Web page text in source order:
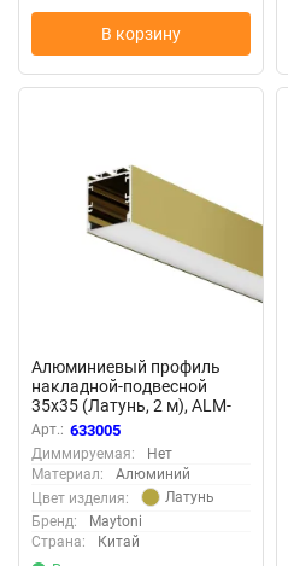
В корзину
Алюминиевый профиль
накладной-подвесной
35x35 (Латунь, 2 м), ALM-
3535BT-BR-2M 633005
(Латунь) 633005
Арт.: 633005
Диммируемая:
Нет
Материал:
Алюминий
Цвет изделия:
Латунь
Бренд:
Maytoni
Страна:
Китай